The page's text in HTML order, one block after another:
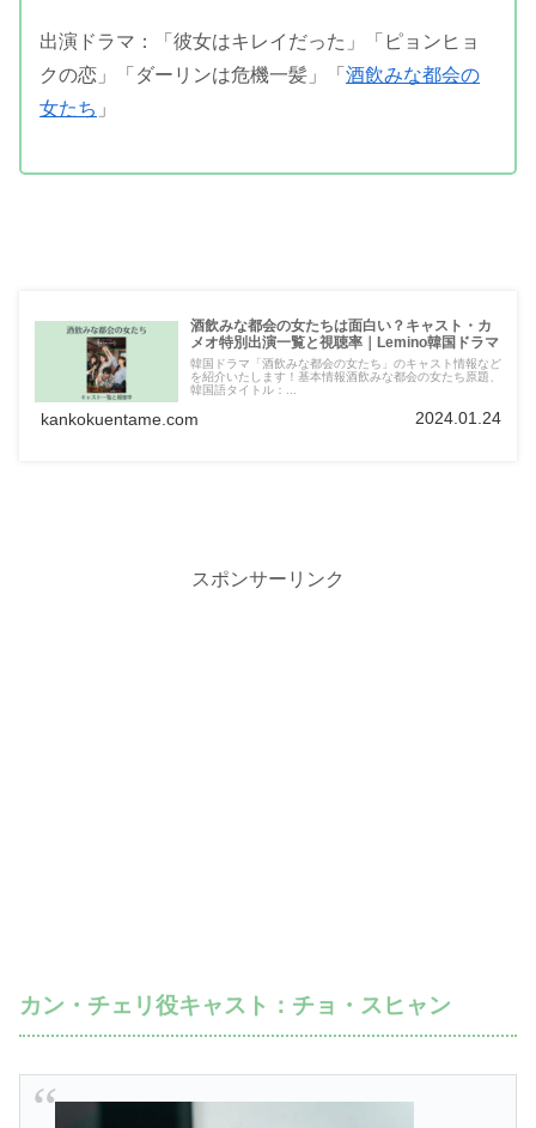
出演ドラマ：「彼女はキレイだった」「ピョンヒョ
クの恋」「ダーリンは危機一髪」「 酒飲みな都会の
女たち 」
酒飲みな都会の女たちは面白い？キャスト・カ
メオ特別出演一覧と視聴率｜Lemino韓国ドラマ
韓国ドラマ「酒飲みな都会の女たち」のキャスト情報など
を紹介いたします！基本情報酒飲みな都会の女たち原題、
韓国語タイトル：...
kankokuentame.com 2024.01.24
スポンサーリンク
カン・チェリ役キャスト：チョ・スヒャン